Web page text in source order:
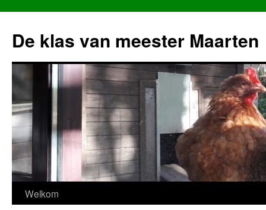
de
inhoud
De klas van meester Maarten
Welkom